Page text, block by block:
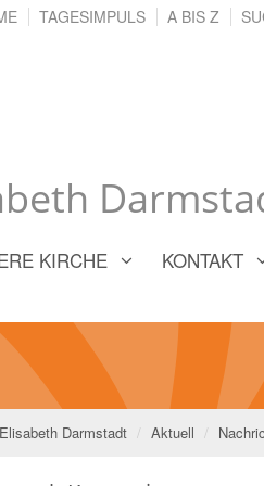
TAGESIMPULS A BIS Z
KIRCHE KONTAKT
Darmstadt Aktuell